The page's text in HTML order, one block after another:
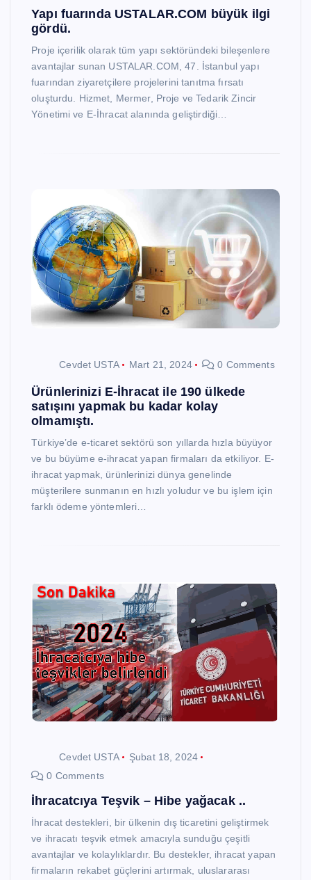
Yapı fuarında USTALAR.COM büyük ilgi
gördü.
Proje içerilik olarak tüm yapı sektöründeki bileşenlere
avantajlar sunan USTALAR.COM, 47. İstanbul yapı
fuarından ziyaretçilere projelerini tanıtma fırsatı
oluşturdu. Hizmet, Mermer, Proje ve Tedarik Zincir
Yönetimi ve E-İhracat alanında geliştirdiği…
Cevdet USTA Mart 21, 2024 0 Comments
Ürünlerinizi E-İhracat ile 190 ülkede
satışını yapmak bu kadar kolay
olmamıştı.
Türkiye’de e-ticaret sektörü son yıllarda hızla büyüyor
ve bu büyüme e-ihracat yapan firmaları da etkiliyor. E-
ihracat yapmak, ürünlerinizi dünya genelinde
müşterilere sunmanın en hızlı yoludur ve bu işlem için
farklı ödeme yöntemleri…
Cevdet USTA
Şubat 18, 2024
0 Comments
İhracatcıya Teşvik – Hibe yağacak ..
İhracat destekleri, bir ülkenin dış ticaretini geliştirmek
ve ihracatı teşvik etmek amacıyla sunduğu çeşitli
avantajlar ve kolaylıklardır. Bu destekler, ihracat yapan
firmaların rekabet güçlerini artırmak, uluslararası